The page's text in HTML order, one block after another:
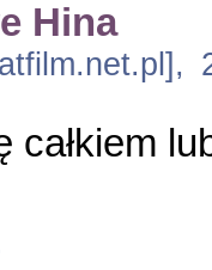
Hina
całkiem